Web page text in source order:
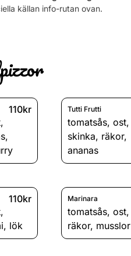
11:00 - 21:00
källan info-rutan ovan.
110kr
,
,
Tutti Frutti
tomatsås,ost,
skinka, räkor,
ananas
110kr
,
, lök
Marinara
tomatsås,ost,
räkor, musslor